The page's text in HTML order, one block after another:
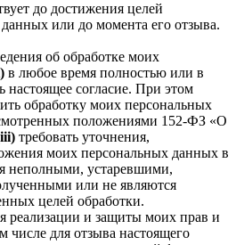
до достижения целей
или до момента его отзыва.
об обработке моих
в любое время полностью или в
настоящее согласие. При этом
обработку моих персональных
положениями 152-ФЗ «О
требовать уточнения,
моих персональных данных в
неполными, устаревшими,
или не являются
целей обработки.
реализации и защиты моих прав и
числе для отзыва настоящего